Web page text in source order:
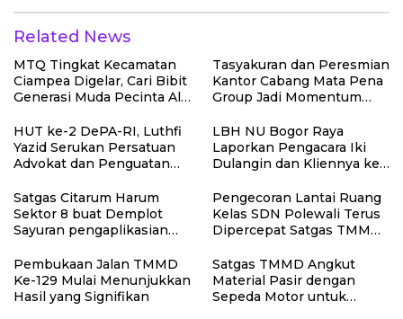
Related News
MTQ Tingkat Kecamatan
Ciampea Digelar, Cari Bibit
Generasi Muda Pecinta Al-
Tasyakuran dan Peresmian
Kantor Cabang Mata Pena
Group Jadi Momentum
Kepedulian Sosial
HUT ke-2 DePA-RI, Luthfi
Yazid Serukan Persatuan
Advokat dan Penguatan
LBH NU Bogor Raya
Laporkan Pengacara Iki
Dulangin dan Kliennya ke
Satgas Citarum Harum
Sektor 8 buat Demplot
Sayuran pengaplikasian
Perkuat Edukasi
Lingkungan dan
Pendataan Ternak di
Pengecoran Lantai Ruang
Kelas SDN Polewali Terus
Dipercepat Satgas TMMD
Pembukaan Jalan TMMD
Ke-129 Mulai Menunjukkan
Hasil yang Signifikan
Satgas TMMD Angkut
Material Pasir dengan
Sepeda Motor untuk